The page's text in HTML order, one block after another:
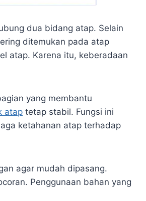
dua bidang atap. Selain
ditemukan pada atap
atap. Karena itu, keberadaan
yang membantu
atap tetap stabil. Fungsi ini
ketahanan atap terhadap
agar mudah dipasang.
Penggunaan bahan yang